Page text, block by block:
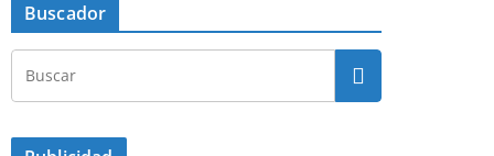
Buscador